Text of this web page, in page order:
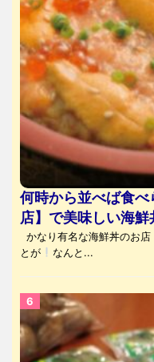
何時から並べば食
店】で美味しい海
かなり有名な海鮮丼のお
とが
なんと...